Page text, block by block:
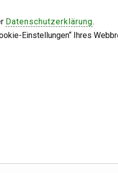
Datenschutzerklärung.
Einstellungen“ Ihres